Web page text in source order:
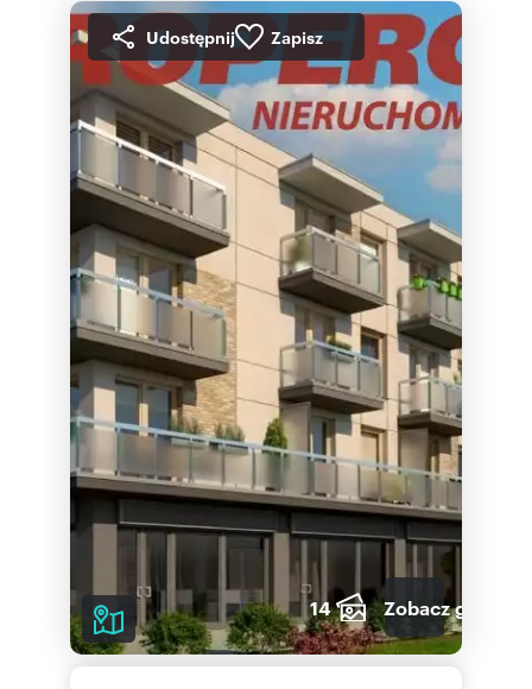
Udostępnij Zapisz
14 Zobacz galerię